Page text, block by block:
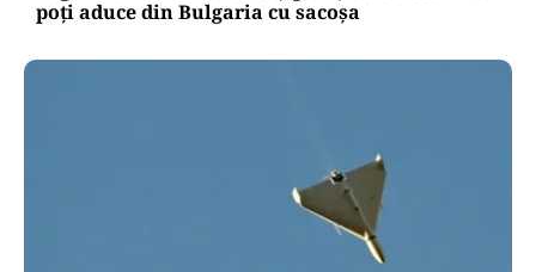
poți aduce din Bulgaria cu sacoșa